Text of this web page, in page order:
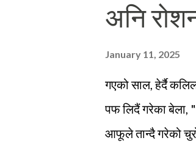
अनि
January 11, 2025
गएको साल, हेर्दै
पफ लिदैं गरेका बेला,
आफूले तान्दै गरेको